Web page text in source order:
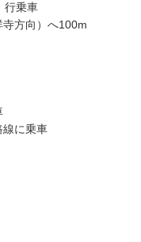
行乗車
方向）へ100m
線に乗車